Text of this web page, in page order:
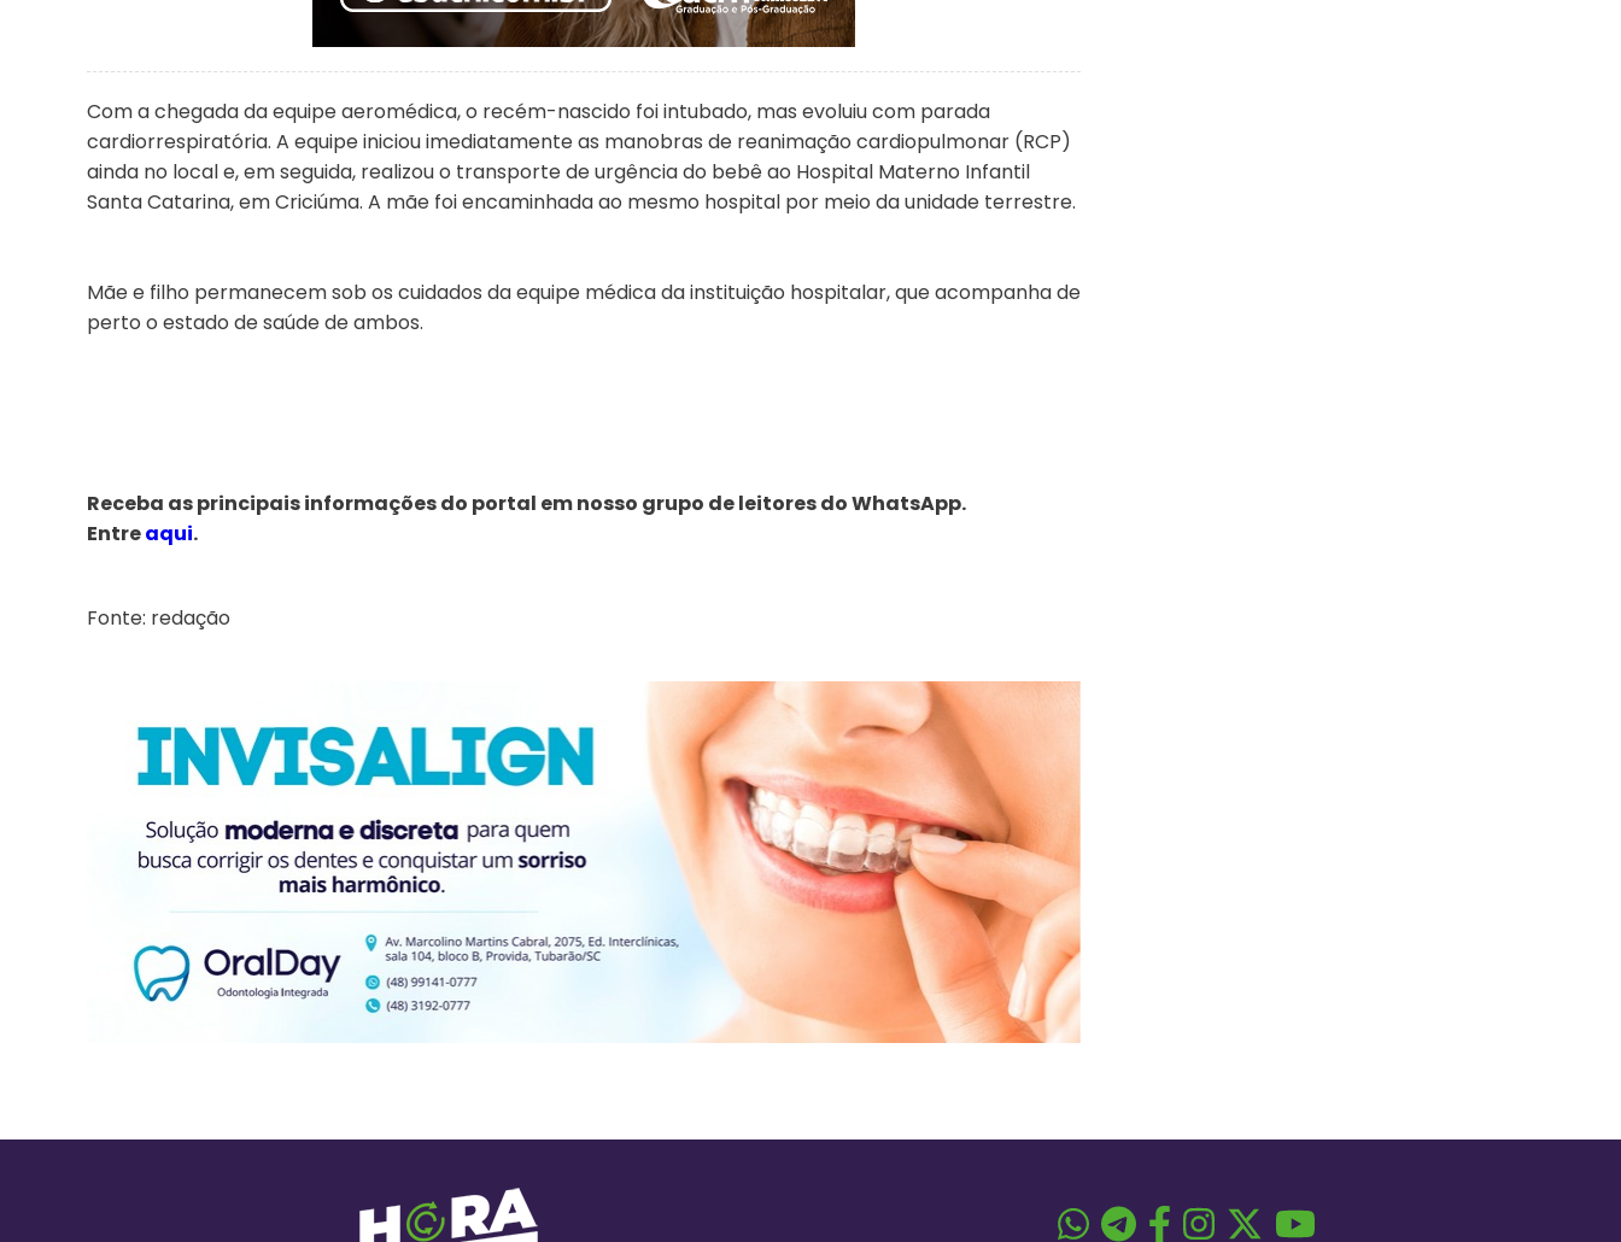
Com a chegada da equipe aeromédica, o recém-nascido foi intubado, mas evoluiu com parada
cardiorrespiratória. A equipe iniciou imediatamente as manobras de reanimação cardiopulmonar (RCP)
ainda no local e, em seguida, realizou o transporte de urgência do bebê ao Hospital Materno Infantil
Santa Catarina, em Criciúma. A mãe foi encaminhada ao mesmo hospital por meio da unidade terrestre.
Mãe e filho permanecem sob os cuidados da equipe médica da instituição hospitalar, que acompanha de
perto o estado de saúde de ambos.
Receba as principais informações do portal em nosso grupo de leitores do WhatsApp.
Entreaqui.
Fonte: redação